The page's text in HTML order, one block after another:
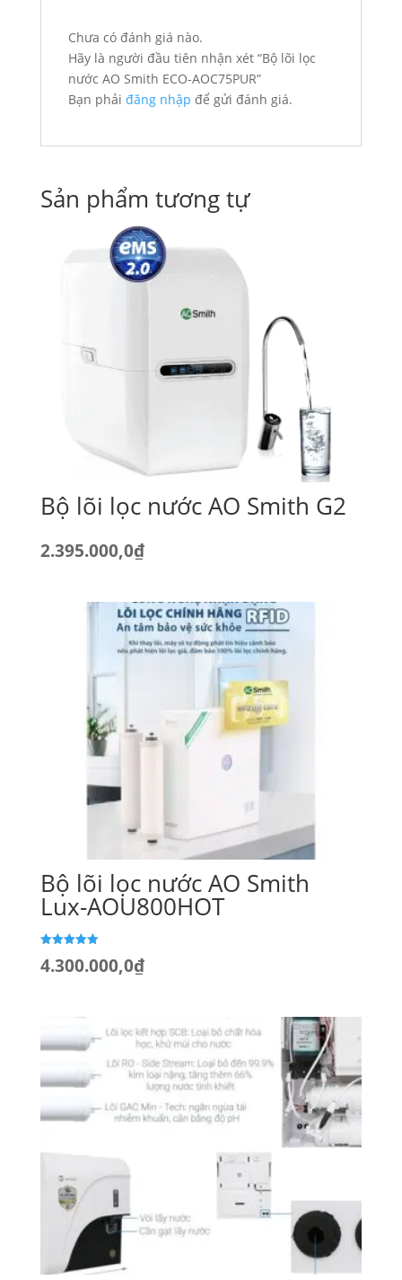
Chưa có đánh giá nào.
Hãy là người đầu tiên nhận xét “Bộ lõi lọc
nước AO Smith ECO-AOC75PUR”
Bạn phải đăng nhập để gửi đánh giá.
Sản phẩm tương tự
Bộ lõi lọc nước AO Smith G2
2.395.000,0₫
Bộ lõi lọc nước AO Smith
Lux-AOU800HOT
hạng
4.300.000,0₫